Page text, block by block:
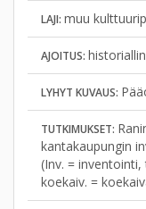
LAJI: muu
AJOITUS:
LYHYT KUVAUS:
TUTKIMUKSET:
kantakaupungin
(Inv. = inventointi,
koekaiv. =